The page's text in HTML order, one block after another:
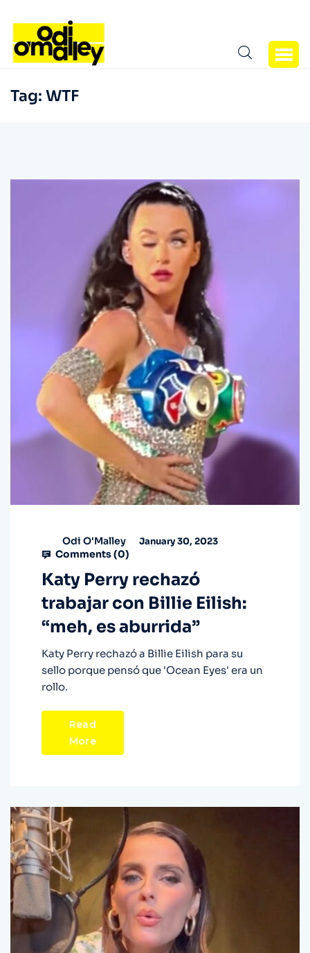
Tag: WTF
Odi O'Malley January 30, 2023
Comments (0)
Katy Perry rechazó
trabajar con Billie Eilish:
“meh, es aburrida”
Katy Perry rechazó a Billie Eilish para su
sello porque pensó que 'Ocean Eyes' era un
rollo.
Read
More